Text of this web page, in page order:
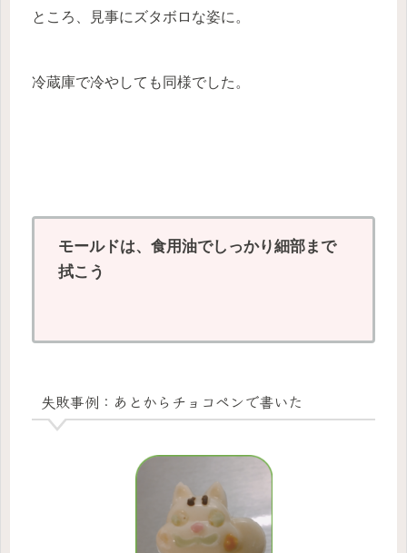
ところ、見事にズタボロな姿に。
冷蔵庫で冷やしても同様でした。
モールドは、食用油でしっかり細部まで
拭こう
失敗事例：あとからチョコペンで書いた